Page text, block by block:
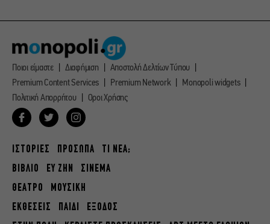
Ποιοι είμαστε Διαφήμιση
Αποστολή Δελτίων Τύπου
Premium Content Services
Premium Network
Monopoli widgets
Πολιτική Απορρήτου
Οροι Χρήσης
ΙΣΤΟΡΙΕΣ ΠΡΟΣΩΠΑ
ΤΙ ΝΕΑ;
ΒΙΒΛΙΟ
ΕΥ ΖΗΝ
ΣΙΝΕΜΑ
ΘΕΑΤΡΟ
ΜΟΥΣΙΚΗ
ΕΚΘΕΣΕΙΣ
ΠΑΙΔΙ
ΕΞΟΔΟΣ